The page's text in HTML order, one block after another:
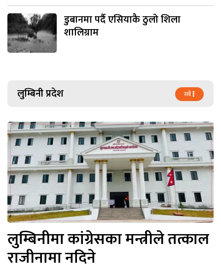
डुबानमा पर्दै एसियाकै ठुलो शिला
शालिग्राम
लुम्बिनी प्रदेश सबै
लुम्बिनीमा कांग्रेसका मन्त्रीले तत्काल
राजीनामा नदिने